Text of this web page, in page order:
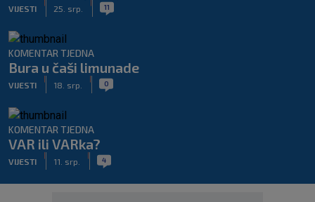
VIJESTI 25. srp. 11
KOMENTAR TJEDNA
Bura u čaši limunade
VIJESTI 18. srp. 0
KOMENTAR TJEDNA
VAR ili VARka?
VIJESTI 11. srp. 4